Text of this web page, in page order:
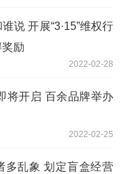
说 开展“3·15”维权行
励
2022-02-28
将开启 百余品牌举办
2022-02-25
多乱象 划定盲盒经营